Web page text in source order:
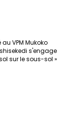
VPM Mukoko
s'engage
sur le sous-sol »